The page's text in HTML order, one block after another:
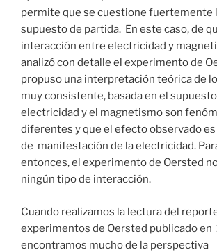
permite que se cuestione fuertemente
supuesto de partida. En este caso, de
interacción entre electricidad y
analizó con detalle el experimento de
propuso una interpretación teórica de
muy consistente, basada en el
electricidad y el magnetismo son
diferentes y que el efecto observado
de manifestación de la electricidad.
entonces, el experimento de Oersted
ningún tipo de interacción.
Cuando realizamos la lectura del
experimentos de Oersted publicado en
encontramos mucho de la perspectiva